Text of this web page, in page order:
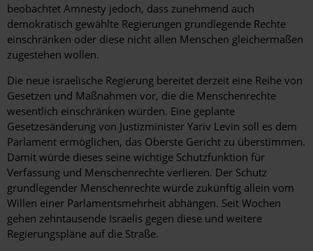
beobachtet Amnesty jedoch, dass zunehmend auch
demokratisch gewählte Regierungen grundlegende Rechte
einschränken oder diese nicht allen Menschen gleichermaßen
zugestehen wollen.
Die neue israelische Regierung bereitet derzeit eine Reihe von
Gesetzen und Maßnahmen vor, die die Menschenrechte
wesentlich einschränken würden. Eine geplante
Gesetzesänderung von Justizminister Yariv Levin soll es dem
Parlament ermöglichen, das Oberste Gericht zu überstimmen.
Damit würde dieses seine wichtige Schutzfunktion für
Verfassung und Menschenrechte verlieren. Der Schutz
grundlegender Menschenrechte würde zukünftig allein vom
Willen einer Parlamentsmehrheit abhängen. Seit Wochen
gehen zehntausende Israelis gegen diese und weitere
Regierungspläne auf die Straße.